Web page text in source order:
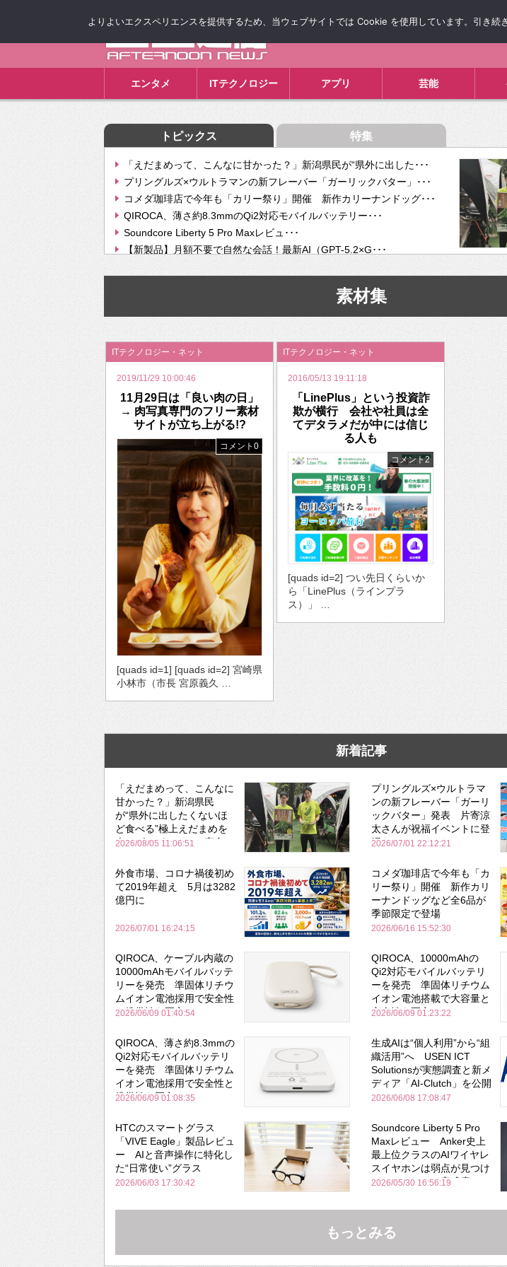
エンタメ ITテクノロジー アプリ 芸能
トピックス 特集
「えだまめって、こんなに甘かった？」新潟県民が“県外に出した･･･
プリングルズ×ウルトラマンの新フレーバー「ガーリックバター」･･･
コメダ珈琲店で今年も「カリー祭り」開催 新作カリーナンドッグ･･･
QIROCA、薄さ約8.3mmのQi2対応モバイルバッテリー･･･
Soundcore Liberty 5 Pro Maxレビュ･･･
【新製品】月額不要で自然な会話！最新AI（GPT-5.2×G･･･
【次世代の没入感と生産性】VITURE Luma Ultra･･･
挫折率8割の壁をAIで突破。ジャストシステム、”自分が今話し･･･
2026年のバレンタインは「自分で作って、想いを渡す」 TE･･･
素材集
ITテクノロジー・ネット
2019/11/29 10:00:46
11月29日は「良い肉の日」
→ 肉写真専門のフリー素材
サイトが立ち上がる!?
コメント0
[quads id=1] [quads id=2] 宮崎県
小林市（市長 宮原義久 …
ITテクノロジー・ネット
2016/05/13 19:11:18
「LinePlus」という投資詐
欺が横行 会社や社員は全
てデタラメだが中には信じ
る人も
コメント2
[quads id=2] つい先日くらいか
ら「LinePlus（ラインプラ
ス）」 …
新着記事
「えだまめって、こんなに
甘かった？」新潟県民
が“県外に出したくないほ
ど食べる”極上えだまめを
森のビアガーデンで実食
2026/08/05 11:06:51
プリングルズ×ウルトラマ
ンの新フレーバー「ガーリ
ックバター」発表 片寄涼
太さんが祝福イベントに登
場
2026/07/01 22:12:21
外食市場、コロナ禍後初め
て2019年超え 5月は3282
億円に
2026/07/01 16:24:15
コメダ珈琲店で今年も「カ
リー祭り」開催 新作カリ
ーナンドッグなど全6品が
季節限定で登場
2026/06/16 15:52:30
QIROCA、ケーブル内蔵の
10000mAhモバイルバッテ
リーを発売 準固体リチウ
ムイオン電池採用で安全性
と携帯性を両立
2026/06/09 01:40:54
QIROCA、10000mAhの
Qi2対応モバイルバッテリ
ーを発売 準固体リチウム
イオン電池搭載で大容量と
安全性を両立
2026/06/09 01:23:22
QIROCA、薄さ約8.3mmの
Qi2対応モバイルバッテリ
ーを発売 準固体リチウム
イオン電池採用で安全性と
携帯性を両立
2026/06/09 01:08:35
生成AIは“個人利用”から“組
織活用”へ USEN ICT
Solutionsが実態調査と新メ
ディア「AI-Clutch」を公開
2026/06/08 17:08:47
HTCのスマートグラス
「VIVE Eagle」製品レビュ
ー AIと音声操作に特化し
た“日常使い”グラス
2026/06/03 17:30:42
Soundcore Liberty 5 Pro
Maxレビュー Anker史上
最上位クラスのAIワイヤレ
スイヤホンは弱点が見つけ
づらいくらいの完成度にび
Bose並み
2026/05/30 16:56:19
もっとみる
よりよいエクスペリエンスを提供するため、当ウェブサイトでは Cookie を使用しています。引き続